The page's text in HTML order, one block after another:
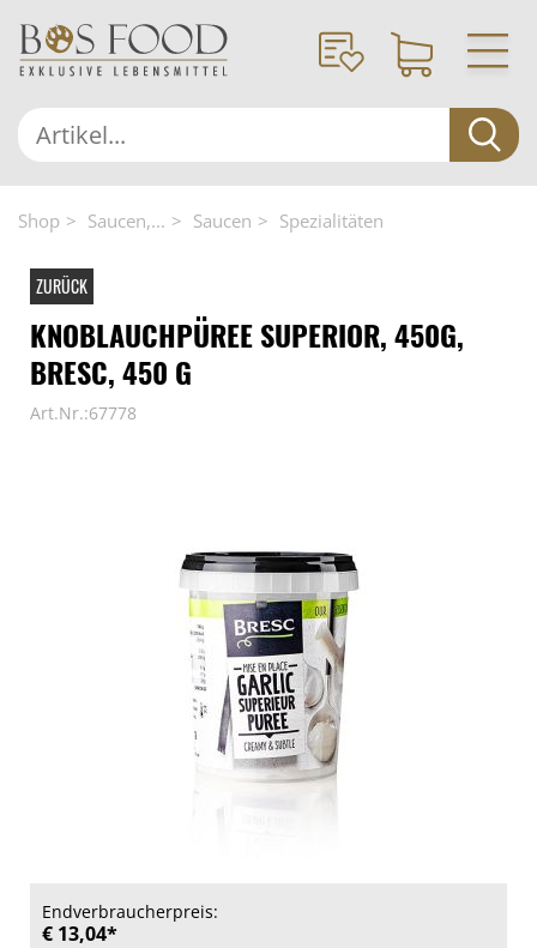
Shop Saucen,... Saucen Spezialitäten
ZURÜCK
KNOBLAUCHPÜREE SUPERIOR, 450G,
BRESC, 450 G
Art.Nr.:67778
Endverbraucherpreis:
€ 13,04*